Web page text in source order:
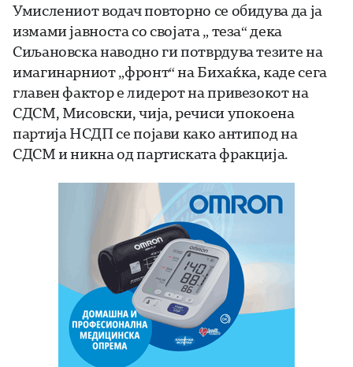
Умислениот водач повторно се обидува да ја
измами јавноста со својата „ теза“ дека
Сиљановска наводно ги потврдува тезите на
имагинарниот „фронт“ на Бихаќка, каде сега
главен фактор е лидерот на привезокот на
СДСМ, Мисовски, чија, речиси упокоена
партија НСДП се појави како антипод на
СДСМ и никна од партиската фракција.